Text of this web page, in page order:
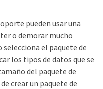
pueden usar una
o demorar mucho
el paquete de
los tipos de datos que se
del paquete de
crear un paquete de